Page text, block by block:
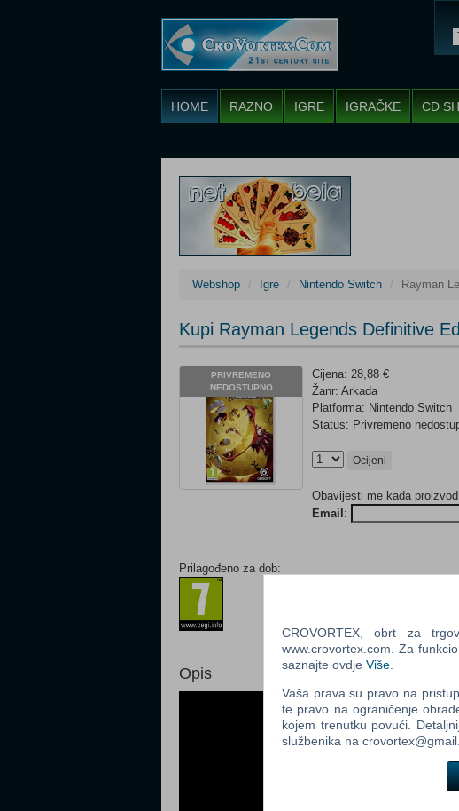
HOME RAZNO IGRE IGRAČKE CD
Webshop Igre Nintendo Switch Rayman
Kupi Rayman Legends Definitive
PRIVREMENO
NEDOSTUPNO
Cijena: 28,88 €
Žanr: Arkada
Platforma: Nintendo Switch
Status: Privremeno
Ocijeni
Obavijesti me kada
Email :
Prilagođeno za dob:
Opis
CROVORTEX, obrt za
www.crovortex.com. Za
saznajte ovdje Više
Vaša prava su pravo na
te pravo na ograničenje
kojem trenutku povući.
službenika na